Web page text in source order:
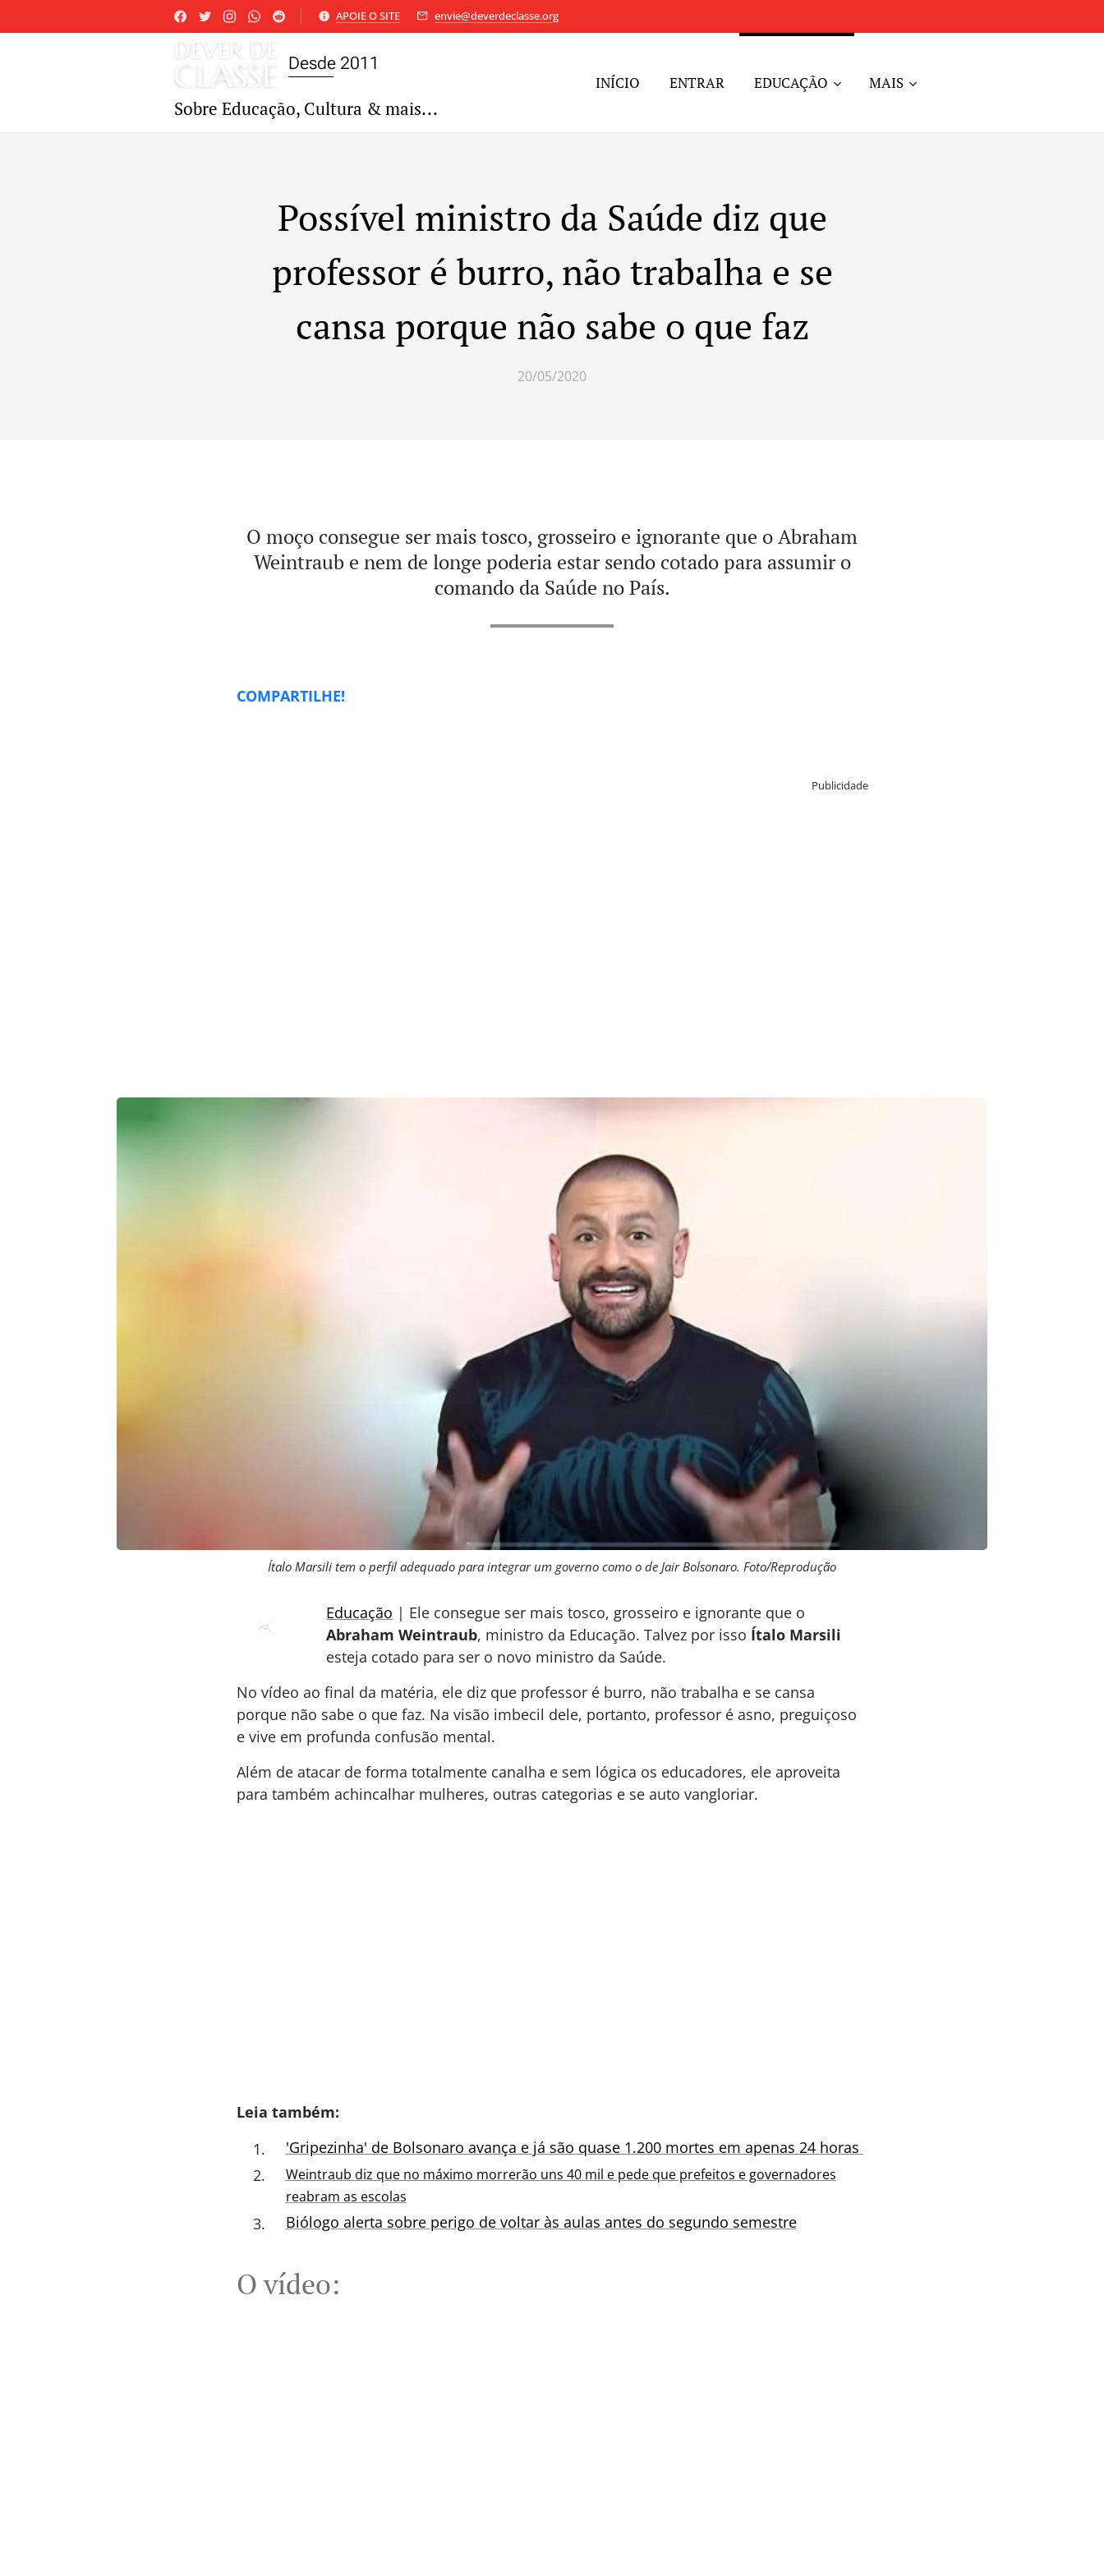
APOIE O SITE envie@deverdeclasse.org
Desde 2011
Sobre Educação, Cultura & mais...
INÍCIO ENTRAR EDUCAÇÃO MAIS
Possível ministro da Saúde diz que
professor é burro, não trabalha e se
cansa porque não sabe o que faz
20/05/2020
O moço consegue ser mais tosco, grosseiro e ignorante que o Abraham
Weintraub e nem de longe poderia estar sendo cotado para assumir o
comando da Saúde no País.
COMPARTILHE!
Publicidade
Ítalo Marsili tem o perfil adequado para integrar um governo como o de Jair Bolsonaro. Foto/Reprodução
Educação | Ele consegue ser mais tosco, grosseiro e ignorante que o
Abraham Weintraub, ministro da Educação. Talvez por isso Ítalo Marsili
esteja cotado para ser o novo ministro da Saúde.
No vídeo ao final da matéria, ele diz que professor é burro, não trabalha e se cansa
porque não sabe o que faz. Na visão imbecil dele, portanto, professor é asno, preguiçoso
e vive em profunda confusão mental.
Além de atacar de forma totalmente canalha e sem lógica os educadores, ele aproveita
para também achincalhar mulheres, outras categorias e se auto vangloriar.
Leia também:
'Gripezinha' de Bolsonaro avança e já são quase 1.200 mortes em apenas 24 horas
Weintraub diz que no máximo morrerão uns 40 mil e pede que prefeitos e governadores
reabram as escolas
Biólogo alerta sobre perigo de voltar às aulas antes do segundo semestre
O vídeo: